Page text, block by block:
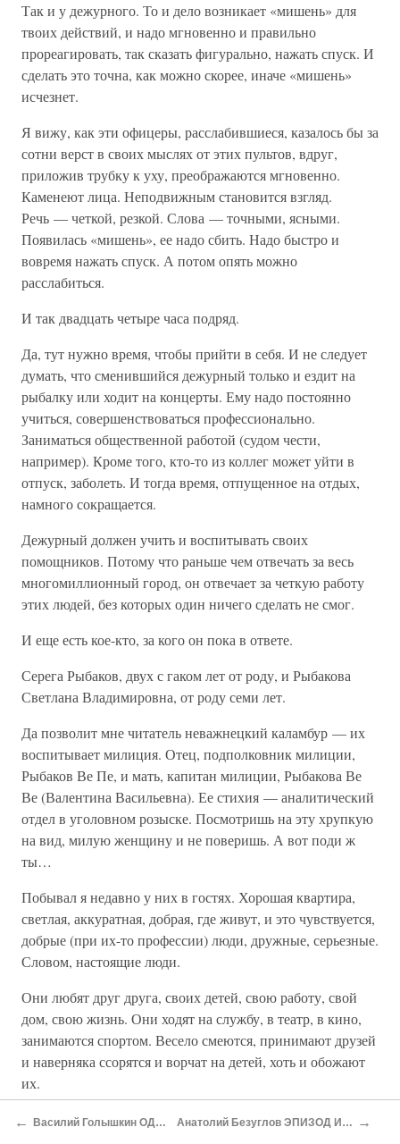
Так и у дежурного. То и дело возникает «мишень» для
твоих действий, и надо мгновенно и правильно
прореагировать, так сказать фигурально, нажать спуск. И
сделать это точна, как можно скорее, иначе «мишень»
исчезнет.
Я вижу, как эти офицеры, расслабившиеся, казалось бы за
сотни верст в своих мыслях от этих пультов, вдруг,
приложив трубку к уху, преображаются мгновенно.
Каменеют лица. Неподвижным становится взгляд.
Речь — четкой, резкой. Слова — точными, ясными.
Появилась «мишень», ее надо сбить. Надо быстро и
вовремя нажать спуск. А потом опять можно
расслабиться.
И так двадцать четыре часа подряд.
Да, тут нужно время, чтобы прийти в себя. И не следует
думать, что сменившийся дежурный только и ездит на
рыбалку или ходит на концерты. Ему надо постоянно
учиться, совершенствоваться профессионально.
Заниматься общественной работой (судом чести,
например). Кроме того, кто-то из коллег может уйти в
отпуск, заболеть. И тогда время, отпущенное на отдых,
намного сокращается.
Дежурный должен учить и воспитывать своих
помощников. Потому что раньше чем отвечать за весь
многомиллионный город, он отвечает за четкую работу
этих людей, без которых один ничего сделать не смог.
И еще есть кое-кто, за кого он пока в ответе.
Серега Рыбаков, двух с гаком лет от роду, и Рыбакова
Светлана Владимировна, от роду семи лет.
Да позволит мне читатель неважнецкий каламбур — их
воспитывает милиция. Отец, подполковник милиции,
Рыбаков Ве Пе, и мать, капитан милиции, Рыбакова Ве
Ве (Валентина Васильевна). Ее стихия — аналитический
отдел в уголовном розыске. Посмотришь на эту хрупкую
на вид, милую женщину и не поверишь. А вот поди ж
ты…
Побывал я недавно у них в гостях. Хорошая квартира,
светлая, аккуратная, добрая, где живут, и это чувствуется,
добрые (при их-то профессии) люди, дружные, серьезные.
Словом, настоящие люди.
Они любят друг друга, своих детей, свою работу, свой
дом, свою жизнь. Они ходят на службу, в театр, в кино,
занимаются спортом. Весело смеются, принимают друзей
и наверняка ссорятся и ворчат на детей, хоть и обожают
их.
Так вот и живут.
← Василий Голышкин ОДНАЖДЫ И НАВСЕГДА Анатолий Безуглов ЭПИЗОД ИЗ ПРАКТИКИ СЛЕДОВАТЕЛЯ →